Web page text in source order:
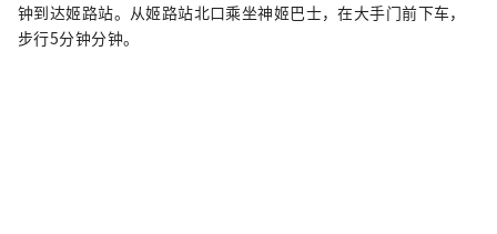
钟到达姬路站。从姬路站北口乘坐神姬巴士，在大手门前下车，
步行5分钟分钟。